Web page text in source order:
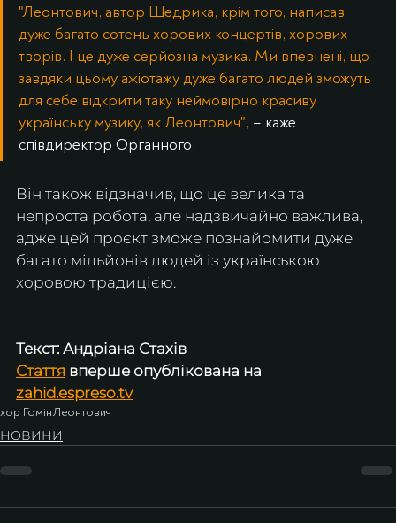
"Леонтович, автор Щедрика, крім того, написав
дуже багато сотень хорових концертів, хорових
творів. І це дуже серйозна музика. Ми впевнені, що
завдяки цьому ажіотажу дуже багато людей зможуть
для себе відкрити таку неймовірно красиву
українську музику, як Леонтович", – каже
співдиректор Органного.
Він також відзначив, що це велика та
непроста робота, але надзвичайно важлива,
адже цей проєкт зможе познайомити дуже
багато мільйонів людей із українською
хоровою традицією.
Текст: Андріана Стахів
Стаття вперше опублікована на
zahid.espreso.tv
хор ГомінЛеонтович
НОВИНИ